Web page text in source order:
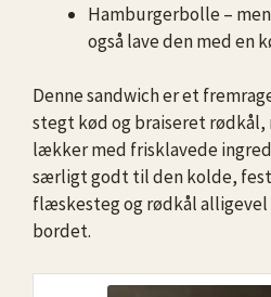
Hamburgerbolle –
også lave den med en
Denne sandwich er et
stegt kød og braiseret rødkål,
lækker med frisklavede
særligt godt til den kolde,
flæskesteg og rødkål alligevel
bordet.